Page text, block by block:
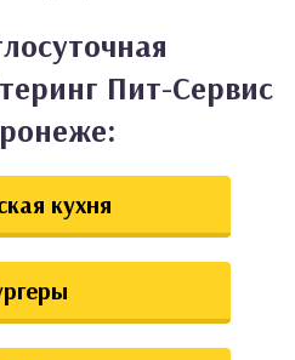
Пит-Сервис
кухня